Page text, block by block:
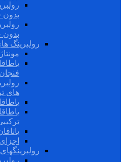
بدون
بدون
رولبرینگ
های